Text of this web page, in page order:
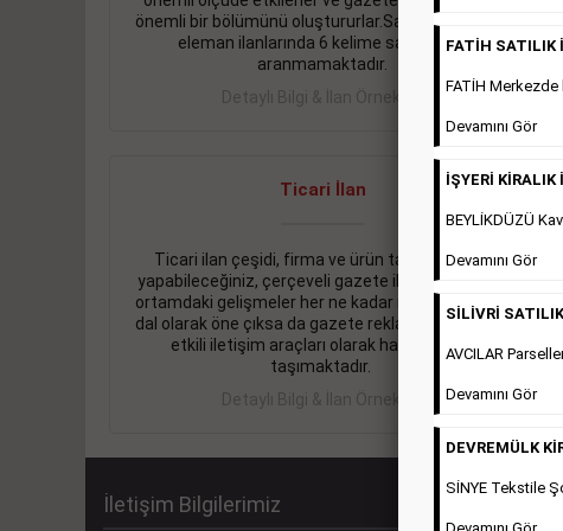
önemli bir bölümünü oluştururlar.Sabah sarı sayfa
eleman ilanlarında 6 kelime sayısı şartı
aranmamaktadır.
Detaylı Bilgi & İlan Örnekleri
Ticari İlan
Ticari ilan çeşidi, firma ve ürün tanıtımlarınızı
yapabileceğiniz, çerçeveli gazete ilanlarıdır. Dijital
ortamdaki gelişmeler her ne kadar ihtiyacın arttığı
dal olarak öne çıksa da gazete reklamları halen en
etkili iletişim araçları olarak hayati önem
taşımaktadır.
Detaylı Bilgi & İlan Örnekleri
İletişim Bilgilerimiz
FATİH SATILIK
FATİH
Devamını Gör
İŞYERİ KİRALIK
BEYLİKDÜZÜ
Devamını Gör
SİLİVRİ
AVCILAR
Devamını Gör
DEVREMÜLK
SİNYE Tekstile